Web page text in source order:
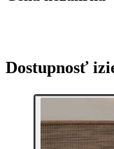
Dostupnosť